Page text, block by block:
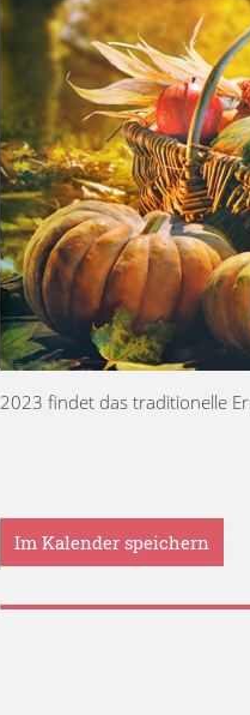
2023 findet das traditionelle
Im Kalender speichern